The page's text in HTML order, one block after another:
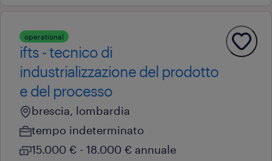
operational
ifts - tecnico di
industrializzazione del prodotto
e del processo
brescia, lombardia
tempo indeterminato
15.000 € - 18.000 € annuale